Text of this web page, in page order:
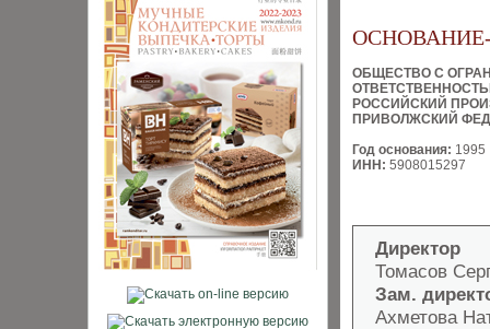
ОБЩЕСТВО С
РОССИЙСКИЙ
ПРИВОЛЖСКИЙ
Год основания: 1995
ИНН: 5908015297
Директор
Томасов
Зам.
Ахметова